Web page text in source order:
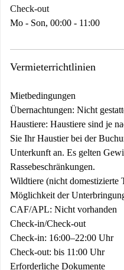
Check-out
Mo - Son, 00:00 - 11:00
Vermieterrichtlinien
Mietbedingungen
Übernachtungen: Nicht
Haustiere: Haustiere sind je
Sie Ihr Haustier bei der
Unterkunft an. Es gelten
Rassebeschränkungen.
Wildtiere (nicht domestizierte
Möglichkeit der
CAF/APL: Nicht vorhanden
Check-in/Check-out
Check-in: 16:00–22:00 Uhr
Check-out: bis 11:00 Uhr
Erforderliche Dokumente